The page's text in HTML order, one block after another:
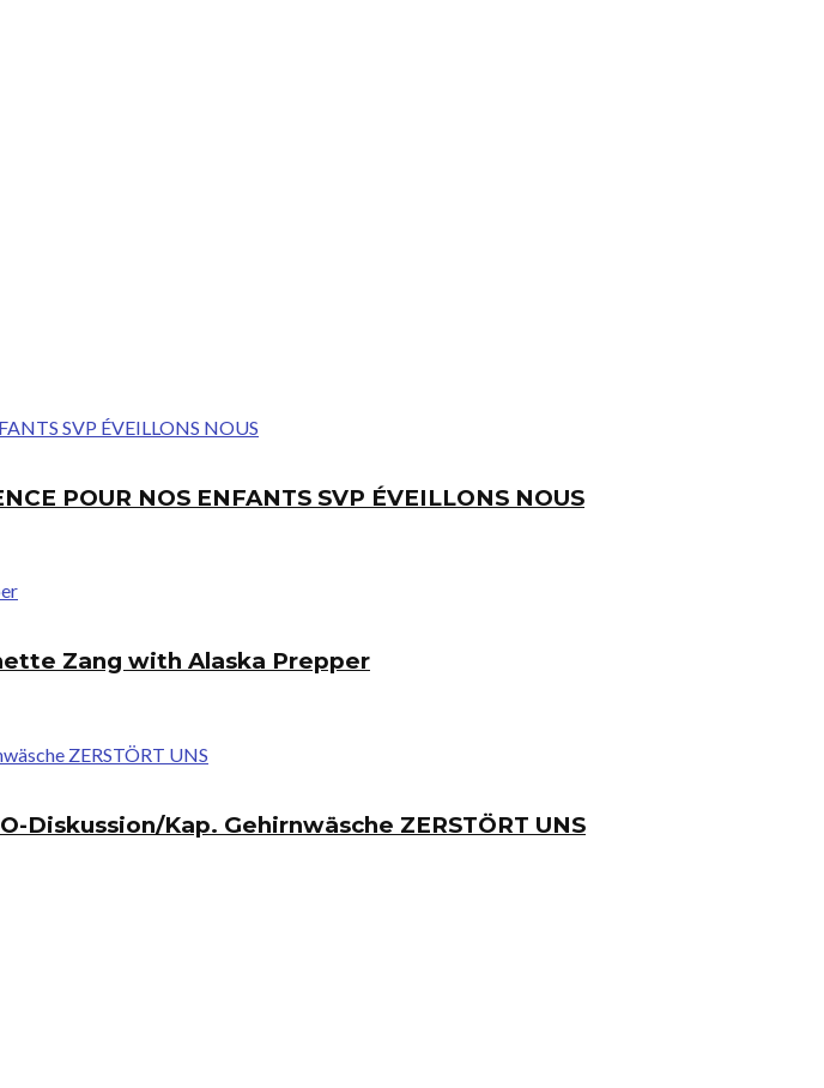
POUR NOS ENFANTS SVP ÉVEILLONS NOUS
Zang with Alaska Prepper
Kap. Gehirnwäsche ZERSTÖRT UNS